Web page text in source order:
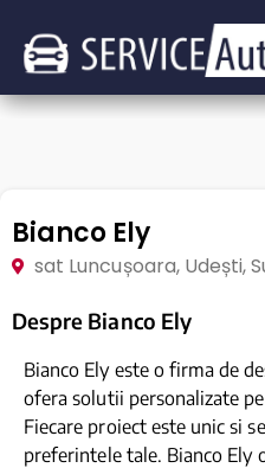
Bianco Ely
sat Luncușoara, Udești,
Despre Bianco Ely
Bianco Ely este o firma de
ofera solutii personalizate
Fiecare proiect este unic si
preferintele tale. Bianco Ely